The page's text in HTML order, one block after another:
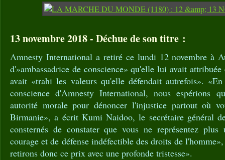
13 novembre 2018 - Déchue de son titre :
Amnesty International a retiré ce lundi 12 novembre à
d'»ambassadrice de conscience» qu'elle lui avait
avait «trahi les valeurs qu'elle défendait autrefois». «En
conscience d'Amnesty International, nous espérions
autorité morale pour dénoncer l'injustice partout où
Birmanie», a écrit Kumi Naidoo, le secrétaire général
consternés de constater que vous ne représentez
courage et de défense indéfectible des droits de
retirons donc ce prix avec une profonde tristesse».